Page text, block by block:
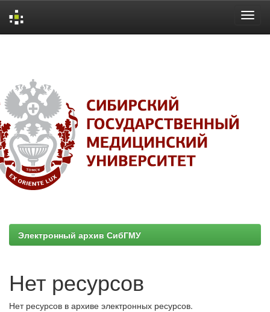
Электронный архив СибГМУ
Нет ресурсов
Нет ресурсов в архиве электронных ресурсов.